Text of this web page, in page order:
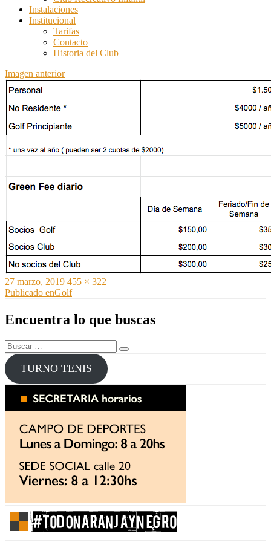
Instalaciones
Institucional
Tarifas
Contacto
Historia del Club
Imagen anterior
Publicado
el
27 marzo, 2019 Tamaño
completo
455 × 322
Navegación
de
entradas
Publicado enGolf
Encuentra lo que buscas
Buscar
por:
Buscar
TURNO TENIS